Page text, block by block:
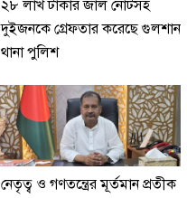
২৮ লাখ টাকার জাল নোটসহ
দুইজনকে গ্রেফতার করেছে গুলশান
থানা পুলিশ
নেতৃত্ব ও গণতন্ত্রের মূর্তমান প্রতীক